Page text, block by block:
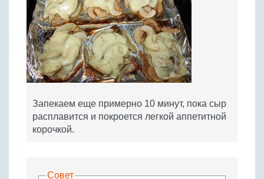
Запекаем еще примерно 10 минут, пока сыр
расплавится и покроется легкой аппетитной
корочкой.
Совет